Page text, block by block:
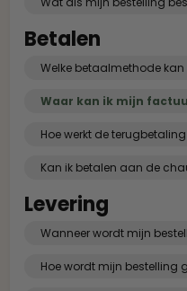
Betalen
Welke betaalmethode kan
Waar kan ik mijn
Hoe werkt de
Kan ik betalen aan de
Levering
Wanneer wordt mijn
Hoe wordt mijn bestelling